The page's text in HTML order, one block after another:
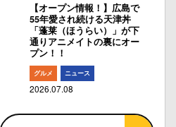
【オープン情報！】広島で
55年愛され続ける天津丼
「蓬莱（ほうらい）」が下
通りアニメイトの裏にオー
プン！！
グルメ ニュース
2026.07.08